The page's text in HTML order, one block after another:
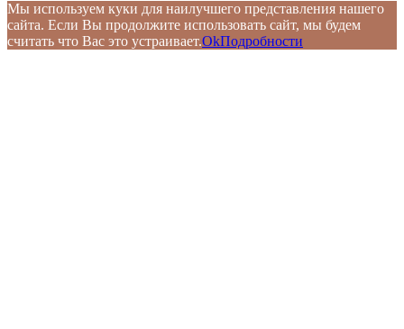
Мы используем куки для наилучшего представления нашего
сайта. Если Вы продолжите использовать сайт, мы будем
считать что Вас это устраивает.OkПодробности